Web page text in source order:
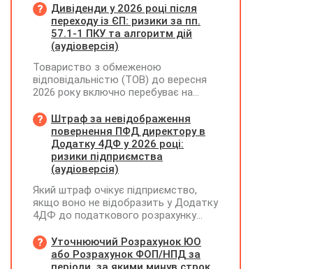
карткового рахунку працівника та
підтвердження таких операцій
первинними документами, належать
до компетенції Мінфіну
Дивіденди у 2026 році після
переходу із ЄП: ризики за пп.
57.1-1 ПКУ та алгоритм дій
(аудіоверсія)
Товариство з обмеженою
відповідальністю (ТОВ) до вересня
2026 року включно перебуває на
(єдиний податок, 3 група, ставка 5%,
неплатник ПДВ). З 1 жовтня 2026
року підприємство переходить на
загальну систему оподаткування
(стає платником податку на
діяльності у періоді 2024–2025 років
(під час перебування на спрощеній
системі) підприємство отримало
нерозподіленого прибутку в балансі
становить 18 млн грн. Наприкінці
Штраф за невідображення
повернення ПФД директору в
Додатку 4ДФ у 2026 році:
ризики підприємства
(аудіоверсія)
Який штраф очікує підприємство,
якщо воно не відобразить у Додатку
4ДФ до податкового розрахунку
допомоги (ПФД) директору?
Уточнюючий Розрахунок ЮО
або Розрахунок ФОП/НПД за